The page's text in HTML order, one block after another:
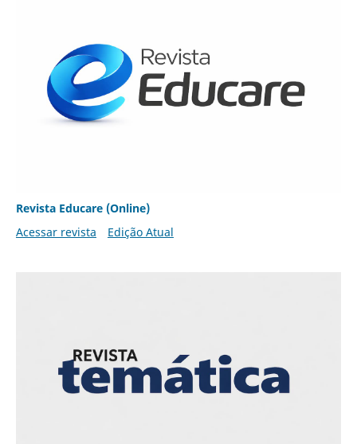
Revista Educare (Online)
Acessar revista
Edição Atual